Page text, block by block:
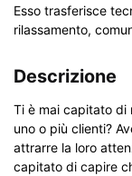
Esso trasferisce
rilassamento,
Descrizione
Ti è mai capitato di
uno o più clienti?
attrarre la loro
capitato di capire